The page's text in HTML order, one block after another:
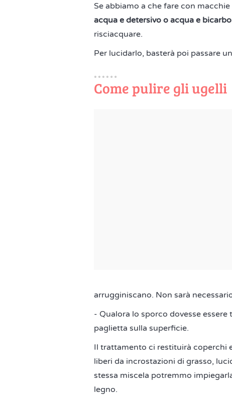
Se abbiamo a che fare con
acqua e detersivo o acqua e
risciacquare.
Per lucidarlo, basterà poi passare
Come pulire gli ugelli
arrugginiscano. Non sarà
- Qualora lo sporco dovesse
paglietta sulla superficie.
Il trattamento ci restituirà coperchi
liberi da incrostazioni di grasso,
stessa miscela potremmo
legno.